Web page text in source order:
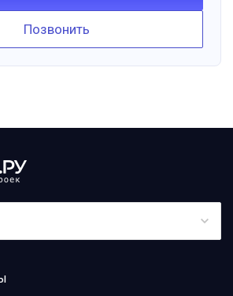
Позвонить